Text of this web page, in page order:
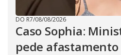
DO R7/08/08/2026
Caso Sophia:
pede afastamento